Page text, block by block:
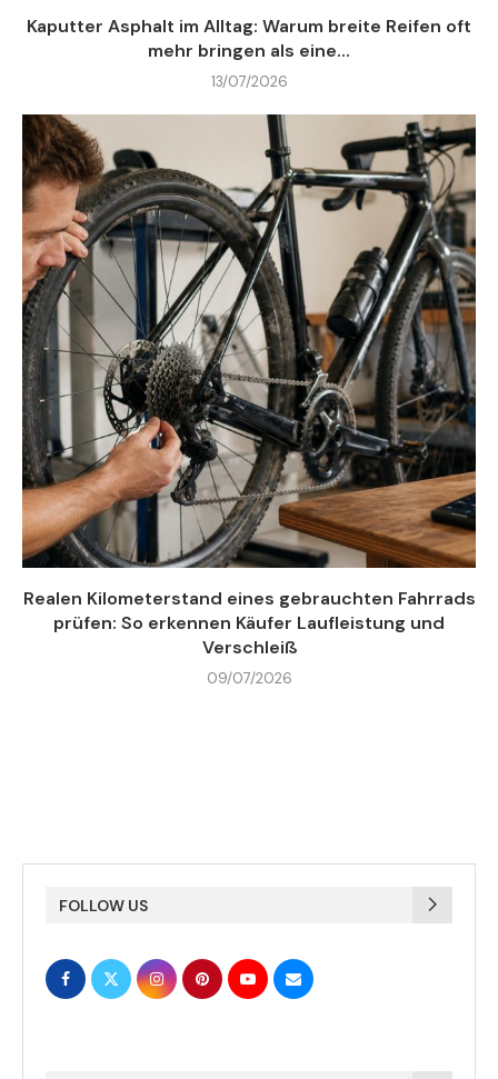
Kaputter Asphalt im Alltag: Warum breite Reifen oft
mehr bringen als eine...
13/07/2026
Realen Kilometerstand eines gebrauchten Fahrrads
prüfen: So erkennen Käufer Laufleistung und
Verschleiß
09/07/2026
FOLLOW US